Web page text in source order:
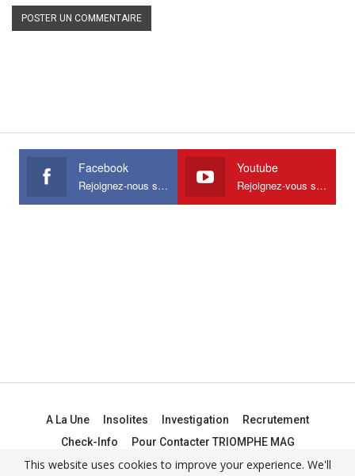
Facebook
Rejoignez-nous sur Facebook
Youtube
Rejoignez-vous sur Youtube
A La Une Insolites Investigation
Recrutement
Check-Info
Pour Contacter TRIOMPHE MAG
This website uses cookies to improve your experience. We'll